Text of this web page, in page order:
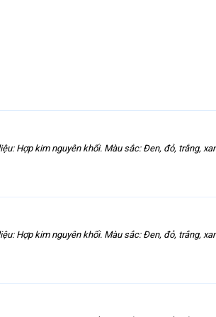
Hợp kim nguyên khối. Màu sắc: Đen, đỏ, trắng,
Hợp kim nguyên khối. Màu sắc: Đen, đỏ, trắng,